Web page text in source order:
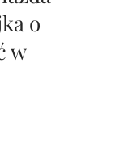
o
w